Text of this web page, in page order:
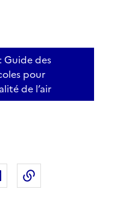
Guide des
pour
de l’air
sur LinkedIn
Partager par email